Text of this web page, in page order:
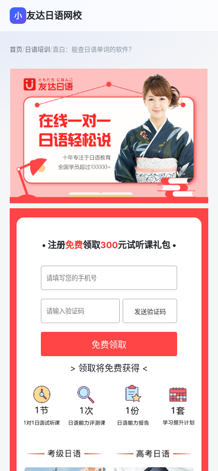
小 友达日语网校
首页/日语培训/直白：能查日语单词的软件？
• 注册免费领取300元试听课礼包 •
发送验证码
免费领取
> 领取将免费获得 <